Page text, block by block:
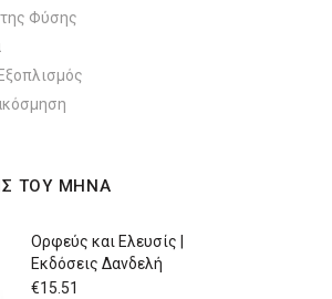
Φύσης
ΤΟΥ ΜΗΝΑ
Ορφεύς και Ελευσίς |
Εκδόσεις Δανδελή
€15.51